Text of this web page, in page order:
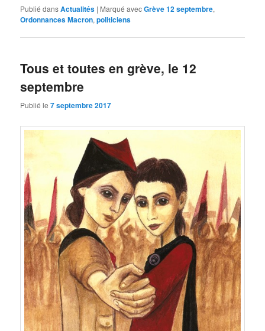
Publié dansActualités | Marqué avecGrève 12 septembre,
Ordonnances Macron,politiciens
Tous et toutes en grève, le 12
septembre
Publié le7 septembre 2017